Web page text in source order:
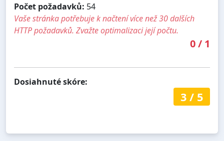
Počet požadavků: 54
Vaše stránka potřebuje k načtení více než 30 dalších
HTTP požadavků. Zvažte optimalizaci její počtu.
0/ 1
Dosiahnuté skóre:
3/ 5